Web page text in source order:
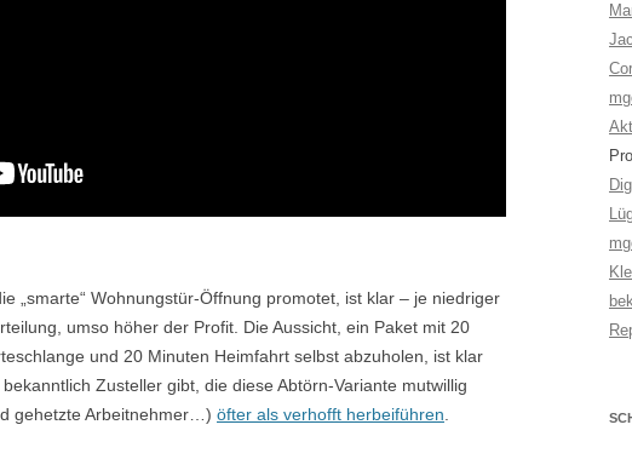
„smarte“ Wohnungstür-Öffnung promotet, ist klar – je niedriger
umso höher der Profit. Die Aussicht, ein Paket mit 20
und 20 Minuten Heimfahrt selbst abzuholen, ist klar
Zusteller gibt, die diese Abtörn-Variante mutwillig
gehetzte Arbeitnehmer…) öfter als verhofft herbeiführen